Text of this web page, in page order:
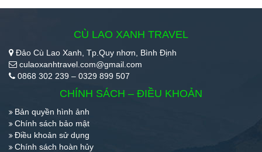
CÙ LAO XANH TRAVEL
Đảo Cù Lao Xanh, Tp.Quy nhơn, Bình Định
culaoxanhtravel.com@gmail.com
0868 302 239 – 0329 899 507
CHÍNH SÁCH – ĐIỀU KHOẢN
Bản quyền hình ảnh
Chính sách bảo mật
Điều khoản sử dụng
Chính sách hoàn hủy